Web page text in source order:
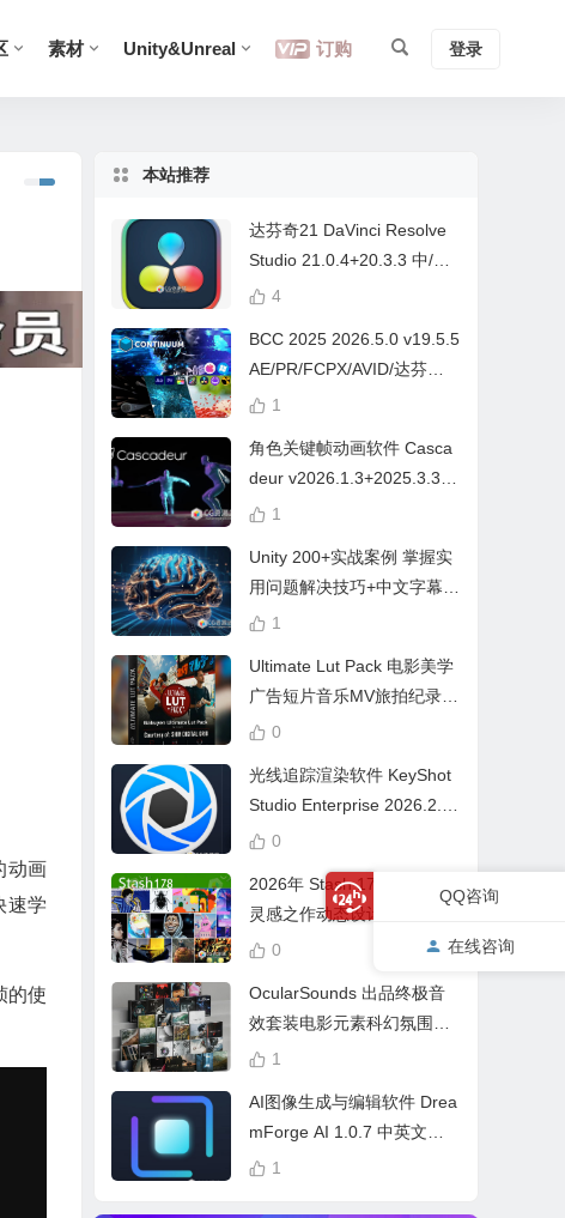
素材 Unity&Unreal 订购 登录
动画
速学
的使
本站推荐
达芬奇21 DaVinci Resolve
Studio 21.0.4+20.3.3 中/英
文 Win/Mac
4
BCC 2025 2026.5.0 v19.5.5
AE/PR/FCPX/AVID/达芬奇
视频特效插件Continuum Wi
1
角色关键帧动画软件 Casca
deur v2026.1.3+2025.3.3
Win/Mac+中文字幕教程
1
Unity 200+实战案例 掌握实
用问题解决技巧+中文字幕 L
earn Problem Solving
1
Ultimate Lut Pack 电影美学
广告短片音乐MV旅拍纪录片
视频调色预设
0
光线追踪渲染软件 KeyShot
Studio Enterprise 2026.2.1
Win中文版
0
2026年 Stash 178 CG创意
灵感之作动态设计参考片广
告视频动画短片合集
0
OcularSounds 出品终极音
效套装电影元素科幻氛围冲
击无人机音效素材包 Full Ac
1
AI图像生成与编辑软件 Drea
mForge AI 1.0.7 中英文多
语言 Win 本地离线运行
1
QQ咨询
在线咨询